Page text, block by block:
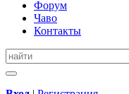
Форум
Чаво
Контакты